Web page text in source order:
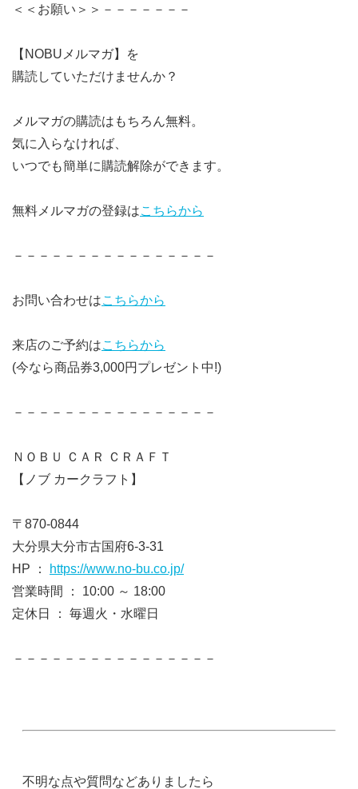
＜＜お願い＞＞－－－－－－－
【NOBUメルマガ】を
購読していただけませんか？
メルマガの購読はもちろん無料。
気に入らなければ、
いつでも簡単に購読解除ができます。
無料メルマガの登録はこちらから
－－－－－－－－－－－－－－－－
お問い合わせはこちらから
来店のご予約はこちらから
(今なら商品券3,000円プレゼント中!)
－－－－－－－－－－－－－－－－
ＮＯＢＵ ＣＡＲ ＣＲＡＦＴ
【ノブ カークラフト】
〒870-0844
大分県大分市古国府6-3-31
HP ：
https://www.no-bu.co.jp/
営業時間 ： 10:00 ～ 18:00
定休日 ： 毎週火・水曜日
－－－－－－－－－－－－－－－－
不明な点や質問などありましたら